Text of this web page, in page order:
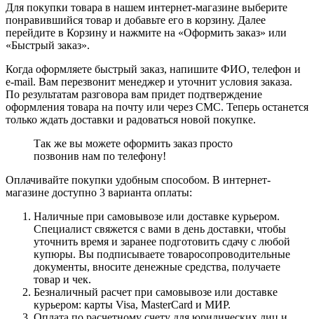
Для покупки товара в нашем интернет-магазине выберите
понравившийся товар и добавьте его в корзину. Далее
перейдите в Корзину и нажмите на «Оформить заказ» или
«Быстрый заказ».
Когда оформляете быстрый заказ, напишите ФИО, телефон и
e-mail. Вам перезвонит менеджер и уточнит условия заказа.
По результатам разговора вам придет подтверждение
оформления товара на почту или через СМС. Теперь останется
только ждать доставки и радоваться новой покупке.
Так же вы можете оформить заказ просто
позвонив нам по телефону!
Оплачивайте покупки удобным способом. В интернет-
магазине доступно 3 варианта оплаты:
Наличные при самовывозе или доставке курьером.
Специалист свяжется с вами в день доставки, чтобы
уточнить время и заранее подготовить сдачу с любой
купюры. Вы подписываете товаросопроводительные
документы, вносите денежные средства, получаете
товар и чек.
Безналичный расчет при самовывозе или доставке
курьером: карты Visa, MasterCard и МИР.